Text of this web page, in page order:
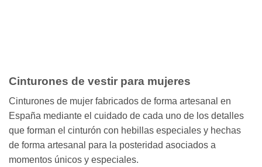
Cinturones de vestir para mujeres
Cinturones de mujer fabricados de forma artesanal en
España mediante el cuidado de cada uno de los detalles
que forman el cinturón con hebillas especiales y hechas
de forma artesanal para la posteridad asociados a
momentos únicos y especiales.